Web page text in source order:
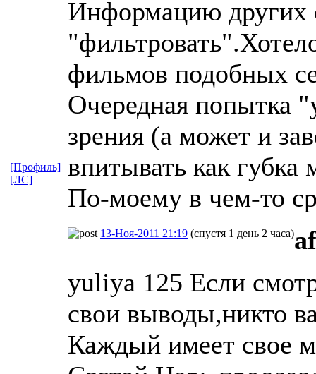
Информацию других
фильмов подобных
Очередная попытка
зрения (а может и
впитывать как
По-моему в чем-то
[Профиль]
[ЛС]
13-Ноя-2011 21:19 (спустя 1 день 2 часа)
yuliya 125 Если
свои выводы,никто
Каждый имеет свое